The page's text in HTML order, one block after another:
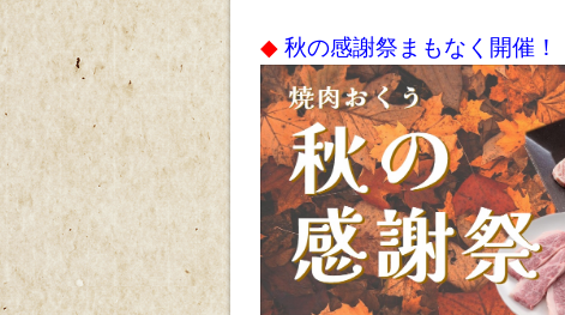
◆ 秋の感謝祭まもなく開催！